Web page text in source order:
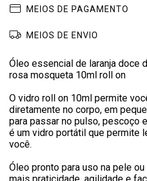
MEIOS DE PAGAMENTO
MEIOS DE ENVIO
Óleo essencial de laranja doce
rosa mosqueta 10ml roll on
O vidro roll on 10ml permite
diretamente no corpo, em
para passar no pulso, pescoço
é um vidro portátil que permite
você.
Óleo pronto para uso na pele